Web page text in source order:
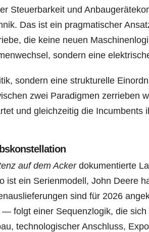
Steuerbarkeit und
Das ist ein pragmatischer
die keine neuen
sondern eine
sondern eine strukturelle
zwei Paradigmen zerrieben
und gleichzeitig die
auf dem Ackerdokumentierte
ist ein Serienmodell, John Deere
sind für 2026
folgt einer Sequenzlogik, die
technologischer Anschluss,